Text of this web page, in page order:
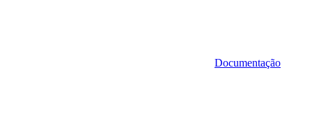
Documentação